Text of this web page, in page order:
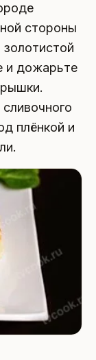
стороны
и дожарьте
плёнкой и